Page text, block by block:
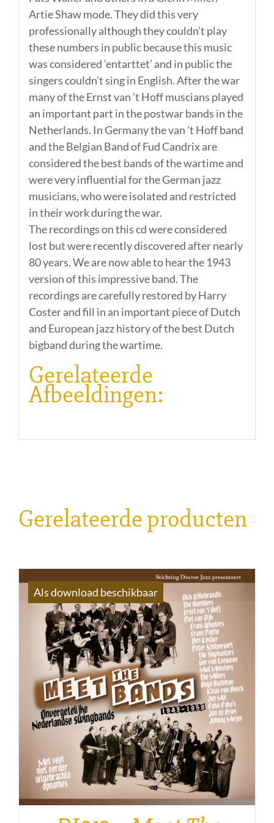
Artie Shaw mode. They did this very
professionally although they couldn’t play
these numbers in public because this music
was considered ‘entarttet’ and in public the
singers couldn’t sing in English. After the war
many of the Ernst van ’t Hoff muscians played
an important part in the postwar bands in the
Netherlands. In Germany the van ’t Hoff band
and the Belgian Band of Fud Candrix are
considered the best bands of the wartime and
were very influential for the German jazz
musicians, who were isolated and restricted
in their work during the war.
The recordings on this cd were considered
lost but were recently discovered after nearly
80 years. We are now able to hear the 1943
version of this impressive band. The
recordings are carefully restored by Harry
Coster and fill in an important piece of Dutch
and European jazz history of the best Dutch
bigband during the wartime.
Gerelateerde
Afbeeldingen:
Gerelateerde producten
Als download beschikbaar